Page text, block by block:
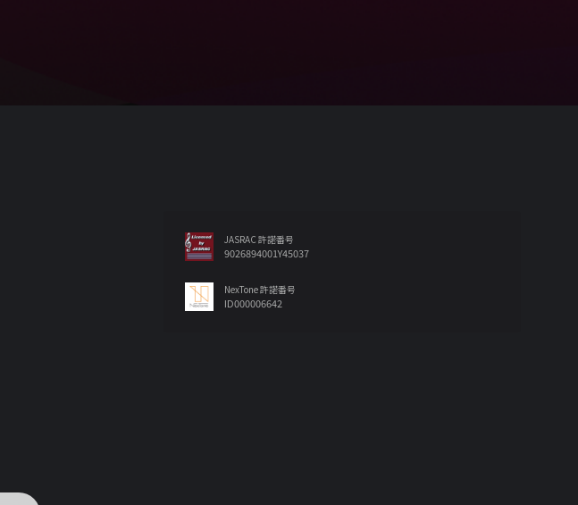
JASRAC 許諾番号
9026894001Y45037
NexTone 許諾番号
ID000006642